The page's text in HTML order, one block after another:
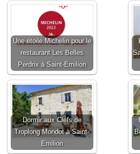
Une étoile Michelin pour le
restaurant Les Belles
Perdrix à Saint-Emilion
Dormir aux Clefs de
Troplong Mondot à Saint-
Emilion